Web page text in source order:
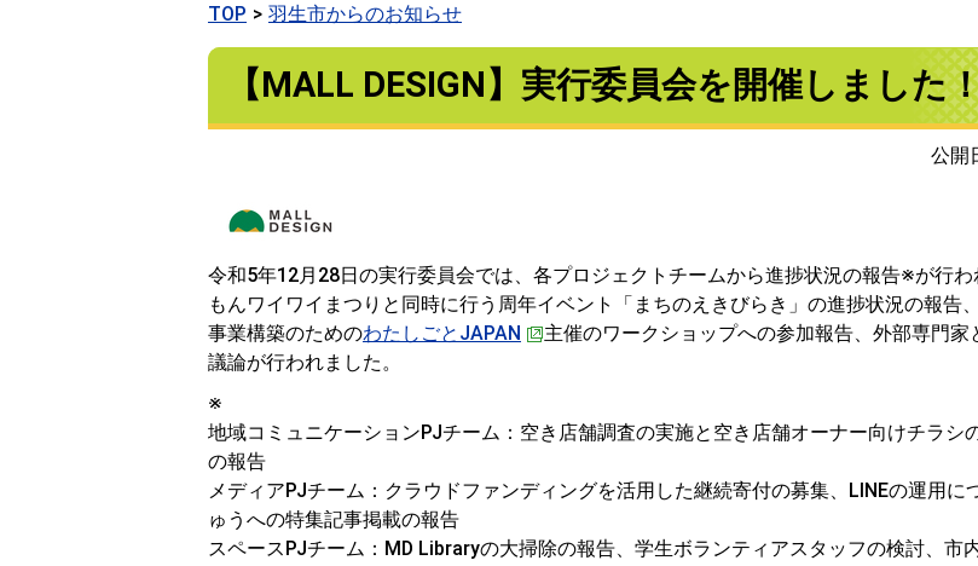
TOP 羽生市からのお知らせ
【MALL DESIGN】実行委員会を開催しました
公開
令和5年12月28日の実行委員会では、各プロジェクトチームから進捗状況の報告※が行
もんワイワイまつりと同時に行う周年イベント「まちのえきびらき」の進捗状況の報告
事業構築のためのわたしごとJAPAN
主催のワークショップへの参加報告、外部専門家
議論が行われました。
※
地域コミュニケーションPJチーム：空き店舗調査の実施と空き店舗オーナー向けチラシ
の報告
メディアPJチーム：クラウドファンディングを活用した継続寄付の募集、LINEの運用に
ゅうへの特集記事掲載の報告
スペースPJチーム：MD Libraryの大掃除の報告、学生ボランティアスタッフの検討、市